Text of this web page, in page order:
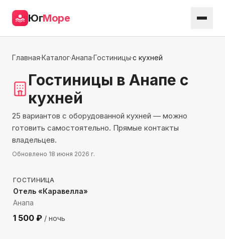
ЮгМоре
Главная·Каталог·Анапа·Гостиницы·с кухней
Гостиницы в Анапе с
кухней
25 вариантов с оборудованной кухней — можно
готовить самостоятельно. Прямые контакты
владельцев.
Обновлено 18 июня 2026 г.
947 м до моря
ГОСТИНИЦА
Отель «Каравелла»
Анапа
1 500 ₽ / ночь
1548 м до моря